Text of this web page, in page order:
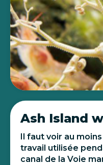
Ash Island
Il faut voir au
travail utilisée
canal de la Voie